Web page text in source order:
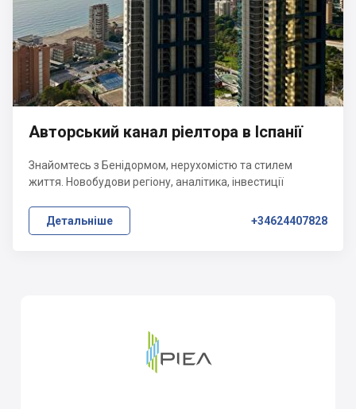
Авторський канал ріелтора в Іспанії
Знайомтесь з Бенідормом, нерухомістю та стилем
життя. Новобудови регіону, аналітика, інвестиції
Детальніше +34624407828